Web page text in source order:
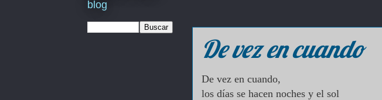
De vez en cuando
De vez en cuando,
los días se hacen noches y el sol
blog